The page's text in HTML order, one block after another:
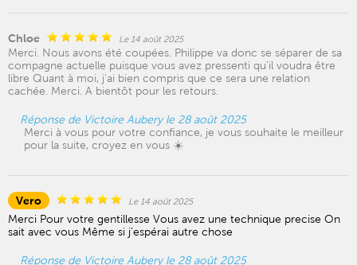
Chloe Le 14 août 2025
Merci. Nous avons été coupées. Philippe va donc se séparer de sa
compagne actuelle puisque vous avez pressenti qu'il voudra être
libre Quant à moi, j'ai bien compris que ce sera une relation
cachée. Merci. A bientôt pour les retours.
Réponse de Victoire Aubery le 28 août 2025
Merci à vous pour votre confiance, je vous souhaite le meilleur
pour la suite, croyez en vous ☀️
Vero Le 14 août 2025
Merci Pour votre gentillesse Vous avez une technique precise On
sait avec vous Même si j’espérai autre chose
Réponse de Victoire Aubery le 28 août 2025